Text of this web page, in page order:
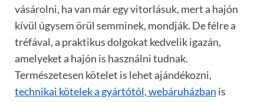
vásárolni, ha van már egy vitorlásuk, mert a hajón
kívül úgysem örül semminek, mondják. De félre a
tréfával, a praktikus dolgokat kedvelik igazán,
amelyeket a hajón is használni tudnak.
Természetesen kötelet is lehet ajándékozni,
technikai kötelek a gyártótól, webáruházban is